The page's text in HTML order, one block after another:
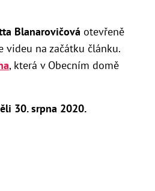
Blanarovičová otevřeně
videu na začátku článku.
, která v Obecním domě
30. srpna 2020.